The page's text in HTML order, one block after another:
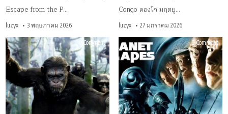
Escape from the P…
luzyx 3 พฤษภาคม 2026
Congo คองโก มฤตยู…
luzyx 27 มกราคม 2026
0 Commenton
รีวิว
Dawn
of
the
Planet
of
the
Apes
พิภพ
วานร
(2014)
0 Commenton
รีวิว
of
the
พิภ
วา
ภา
1